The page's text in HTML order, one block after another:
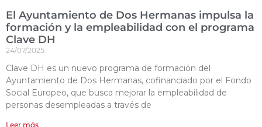
El Ayuntamiento de Dos Hermanas impulsa la
formación y la empleabilidad con el programa
Clave DH
24/07/2025
Clave DH es un nuevo programa de formación del
Ayuntamiento de Dos Hermanas, cofinanciado por el Fondo
Social Europeo, que busca mejorar la empleabilidad de
personas desempleadas a través de
Leer más